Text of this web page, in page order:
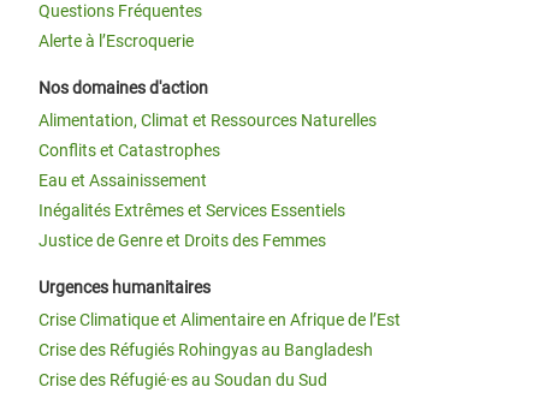
Questions Fréquentes
Alerte à l’Escroquerie
Nos domaines d'action
Alimentation, Climat et Ressources Naturelles
Conflits et Catastrophes
Eau et Assainissement
Inégalités Extrêmes et Services Essentiels
Justice de Genre et Droits des Femmes
Urgences humanitaires
Crise Climatique et Alimentaire en Afrique de l’Est
Crise des Réfugiés Rohingyas au Bangladesh
Crise des Réfugié·es au Soudan du Sud